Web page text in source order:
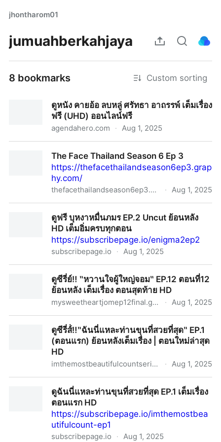
jhontharom01
jumuahberkahjaya
8 bookmarks Custom sorting
ดูหนัง คายอ้อ ลบหลู่ ศรัทธา อาถรรพ์ เต็มเรื่อง
ฟรี (UHD) ออนไลน์ฟรี
agendahero.com · Aug 1, 2025
The Face Thailand Season 6 Ep 3
https://thefacethailandseason6ep3.grap
hy.com/
thefacethailandseason6ep3.graphy.com · Aug 1, 2025
ดูฟรี บุหงาหมื่นภมร EP.2 Uncut ย้อนหลัง
HD เต็มอิ่มครบทุกตอน
https://subscribepage.io/enigma2ep2
subscribepage.io · Aug 1, 2025
ดูซีรี่ย์‼️ ‶หวานใจผู้ใหญ่จอม‶ EP.12 ตอนที่12
ย้อนหลัง เต็มเรื่อง ตอนสุดท้าย HD
mysweetheartjomep12final.graphy.com · Aug 1, 2025
เรื่อง ตอนสุดท้าย HDดูซีรี่ส์่‼️‶ฉันนี่แหละท่านขุนที่สวยที่สุด‶ EP.1
(ตอนแรก) ย้อนหลังเต็มเรื่อง | ตอนใหม่ล่าสุด
HD
imthemostbeautifulcountseriesep1.graphy.com · Aug 1, 2025
หลังเต็มเรื่อง | ตอนใหม่ล่าสุด HD
ดูฉันนี่แหละท่านขุนที่สวยที่สุด EP.1 เต็มเรื่อง
ตอนแรก HD
https://subscribepage.io/imthemostbea
utifulcount-ep1
subscribepage.io · Aug 1, 2025